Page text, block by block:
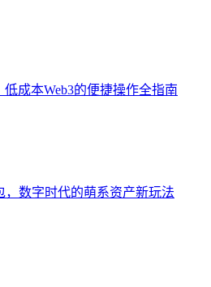
成本Web3的便捷操作全指南
，数字时代的萌系资产新玩法